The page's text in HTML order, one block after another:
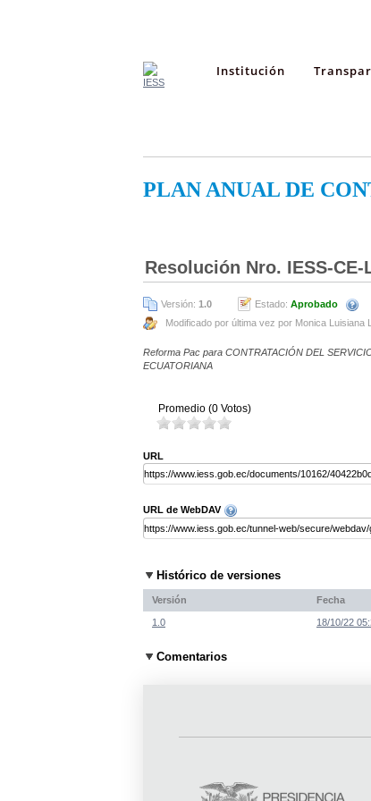
Institución
PLAN ANUAL DE
Resolución Nro. IESS-CE-
Versión: 1.0 Estado: Aprobado
Modificado por última vez por Monica Luisiana
Reforma Pac para CONTRATACIÓN DEL
ECUATORIANA
Promedio (0 Votos)
URL
URL de WebDAV
Histórico de versiones
Versión Fecha
1.0 18/10/22
Comentarios